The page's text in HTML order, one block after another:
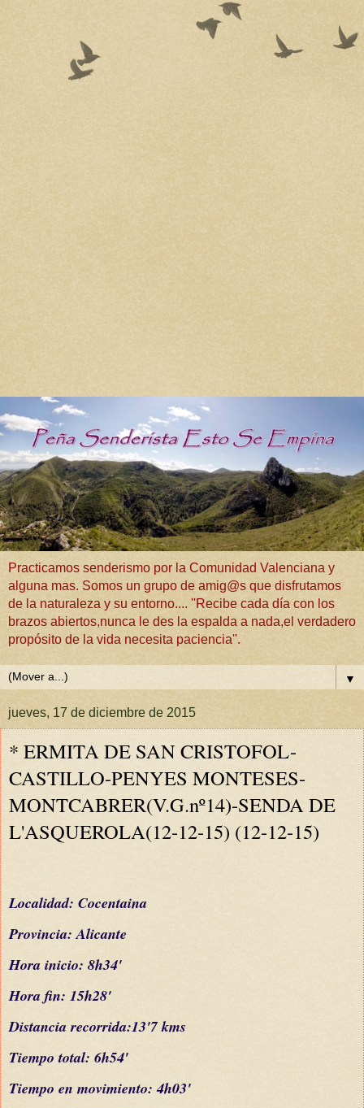
Practicamos senderismo por la Comunidad Valenciana y
alguna mas. Somos un grupo de amig@s que disfrutamos
de la naturaleza y su entorno.... ''Recibe cada día con los
brazos abiertos,nunca le des la espalda a nada,el verdadero
propósito de la vida necesita paciencia''.
▼
jueves, 17 de diciembre de 2015
* ERMITA DE SAN CRISTOFOL-
CASTILLO-PENYES MONTESES-
MONTCABRER(V.G.nº14)-SENDA DE
L'ASQUEROLA(12-12-15) (12-12-15)
Localidad: Cocentaina
Provincia: Alicante
Hora inicio: 8h34'
Hora fin: 15h28'
Distancia recorrida:13'7 kms
Tiempo total: 6h54'
Tiempo en movimiento: 4h03'